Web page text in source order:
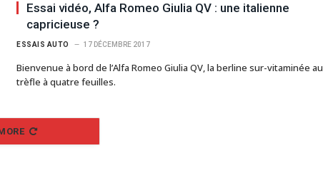
Essai vidéo, Alfa Romeo Giulia QV : une italienne
capricieuse ?
ESSAIS AUTO 17 DÉCEMBRE 2017
Bienvenue à bord de l’Alfa Romeo Giulia QV, la berline sur-vitaminée au
trèfle à quatre feuilles.